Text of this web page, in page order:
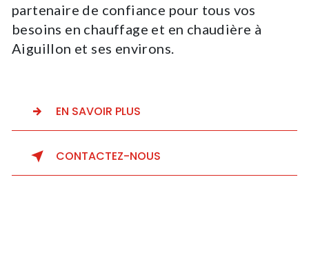
partenaire de confiance pour tous vos
besoins en chauffage et en chaudière à
Aiguillon et ses environs.
EN SAVOIR PLUS
CONTACTEZ-NOUS